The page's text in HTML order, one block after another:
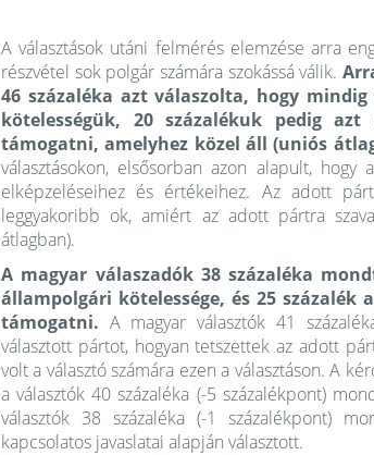
A választások utáni felmérés elemzése arra
részvétel sok polgár számára szokássá válik.
46 százaléka azt válaszolta, hogy
kötelességük, 20 százalékuk pedig
támogatni, amelyhez közel áll (uniós
választásokon, elsősorban azon alapult,
elképzeléseihez és értékeihez. Az adott
leggyakoribb ok, amiért az adott pártra
átlagban).
A magyar válaszadók 38 százaléka
állampolgári kötelessége, és 25
támogatni. A magyar választók 41
választott pártot, hogyan tetszettek az adott
volt a választó számára ezen a választáson. A
a választók 40 százaléka (-5 százalékpont)
választók 38 százaléka (-1 százalékpont)
kapcsolatos javaslatai alapján választott.